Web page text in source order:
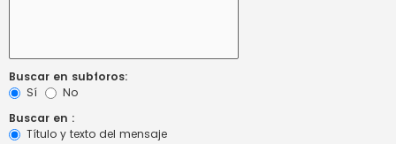
Buscar en subforos:
Sí
No
Buscar en :
Título y texto del mensaje